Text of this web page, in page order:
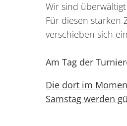
Wir sind
Für diesen starken
verschieben sich
Am Tag der
Die dort im
Samstag werden